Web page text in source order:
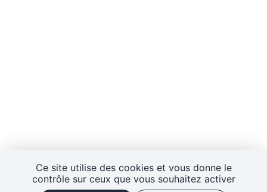
Ce site utilise des cookies et vous donne le
contrôle sur ceux que vous souhaitez activer